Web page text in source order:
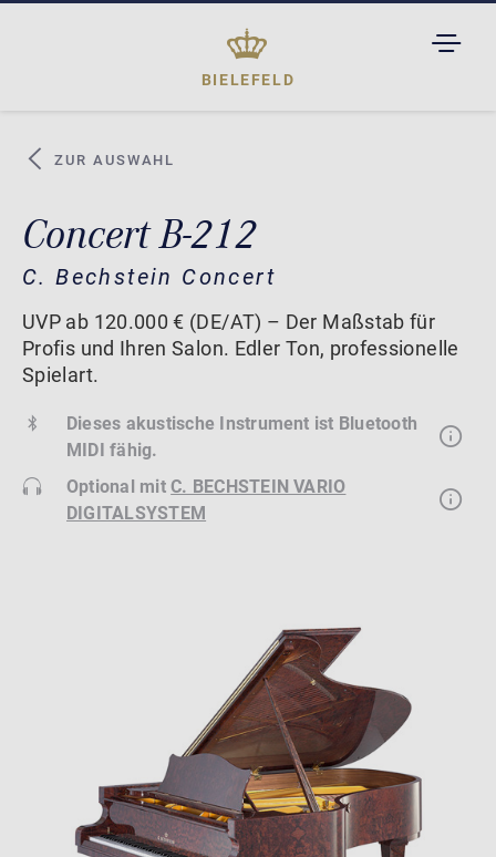
BIELEFELD
ZUR AUSWAHL
Concert B-212
C. Bechstein Concert
UVP ab 120.000 € (DE/AT) – Der Maßstab für
Profis und Ihren Salon. Edler Ton, professionelle
Spielart.
Dieses akustische Instrument ist Bluetooth
MIDI fähig.
Optional mitC. BECHSTEIN VARIO
DIGITALSYSTEM